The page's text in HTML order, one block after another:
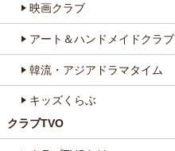
映画クラブ
アート＆ハンドメイドクラブ
韓流・アジアドラマタイム
キッズくらぶ
クラブTVO